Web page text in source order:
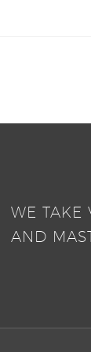
WE TAKE
AND